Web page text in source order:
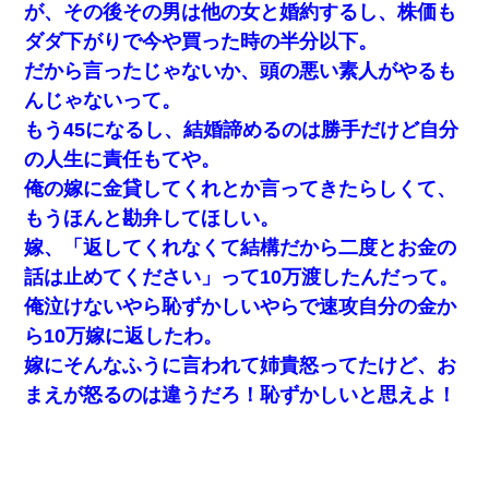
が、その後その男は他の女と婚約するし、株価も
ダダ下がりで今や買った時の半分以下。
だから言ったじゃないか、頭の悪い素人がやるも
んじゃないって。
もう45になるし、結婚諦めるのは勝手だけど自分
の人生に責任もてや。
俺の嫁に金貸してくれとか言ってきたらしくて、
もうほんと勘弁してほしい。
嫁、「返してくれなくて結構だから二度とお金の
話は止めてください」って10万渡したんだって。
俺泣けないやら恥ずかしいやらで速攻自分の金か
ら10万嫁に返したわ。
嫁にそんなふうに言われて姉貴怒ってたけど、お
まえが怒るのは違うだろ！恥ずかしいと思えよ！